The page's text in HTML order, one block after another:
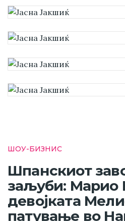
ШОУ-БИЗНИС
Шпанскиот
заљуби: Марио
девојката
патување во